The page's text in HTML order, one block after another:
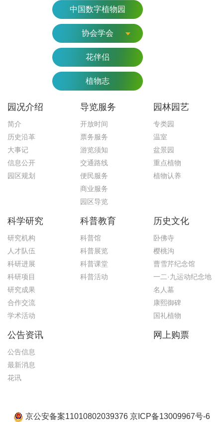
中国数字植物园
协会学会
花伴侣
植物志
园况介绍
简介
历史沿革
大事记
信息公开
园区规划
导览服务
开放时间
票务服务
游览须知
交通路线
便民服务
商业服务
园区导览
园林园艺
专类园
温室
盆景园
重点植物
植物认养
科学研究
研究机构
人才队伍
科研进展
科研项目
研究成果
合作交流
学术活动
科普教育
科普馆
科普展览
科普课堂
科普活动
历史文化
卧佛寺
樱桃沟
曹雪芹纪念馆
一二·九运动纪念地
名人墓
康熙御碑
国礼植物
公告资讯
公告信息
最新消息
花讯
网上购票
京公安备案11010802039376 京ICP备13009967号-6